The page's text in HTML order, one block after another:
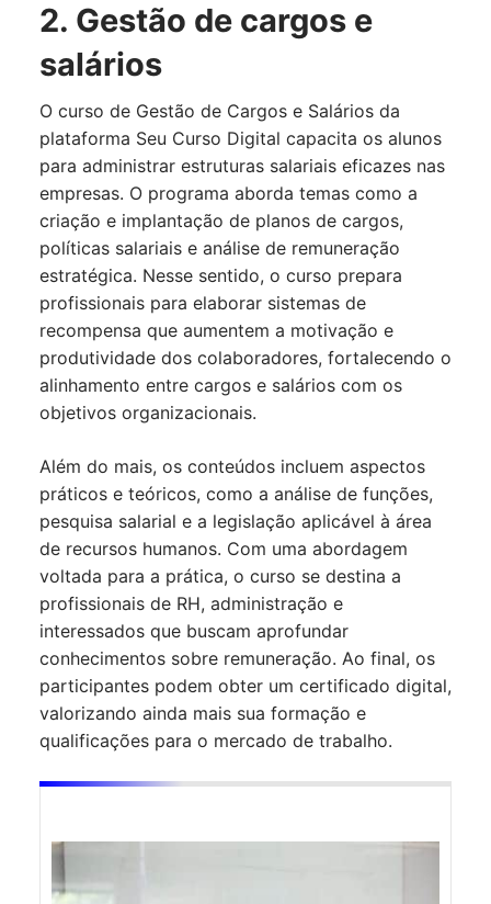
2. Gestão de cargos e
salários
O curso de Gestão de Cargos e Salários da
plataforma Seu Curso Digital capacita os alunos
para administrar estruturas salariais eficazes nas
empresas. O programa aborda temas como a
criação e implantação de planos de cargos,
políticas salariais e análise de remuneração
estratégica. Nesse sentido, o curso prepara
profissionais para elaborar sistemas de
recompensa que aumentem a motivação e
produtividade dos colaboradores, fortalecendo o
alinhamento entre cargos e salários com os
objetivos organizacionais.
Além do mais, os conteúdos incluem aspectos
práticos e teóricos, como a análise de funções,
pesquisa salarial e a legislação aplicável à área
de recursos humanos. Com uma abordagem
voltada para a prática, o curso se destina a
profissionais de RH, administração e
interessados que buscam aprofundar
conhecimentos sobre remuneração. Ao final, os
participantes podem obter um certificado digital,
valorizando ainda mais sua formação e
qualificações para o mercado de trabalho.